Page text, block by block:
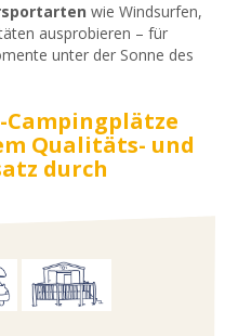
wie Windsurfen,
ausprobieren – für
unter der Sonne des
Campingplätze
Qualitäts- und
durch